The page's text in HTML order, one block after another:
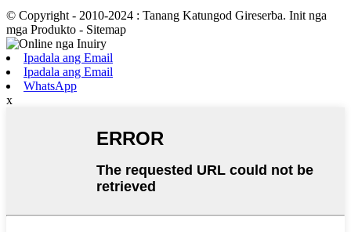
© Copyright - 2010-2024 : Tanang Katungod Gireserba. Init nga
mga Produkto - Sitemap
Ipadala ang Email
Ipadala ang Email
WhatsApp
x